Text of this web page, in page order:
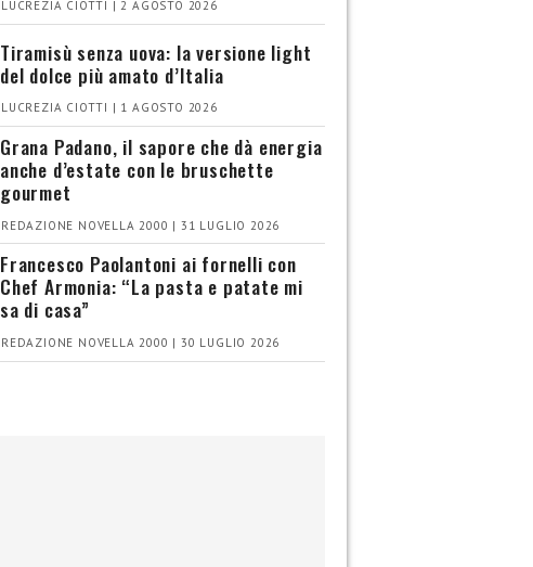
LUCREZIA CIOTTI | 2 AGOSTO 2026
Tiramisù senza uova: la versione light
del dolce più amato d’Italia
LUCREZIA CIOTTI | 1 AGOSTO 2026
Grana Padano, il sapore che dà energia
anche d’estate con le bruschette
gourmet
REDAZIONE NOVELLA 2000 | 31 LUGLIO 2026
Francesco Paolantoni ai fornelli con
Chef Armonia: “La pasta e patate mi
sa di casa”
REDAZIONE NOVELLA 2000 | 30 LUGLIO 2026